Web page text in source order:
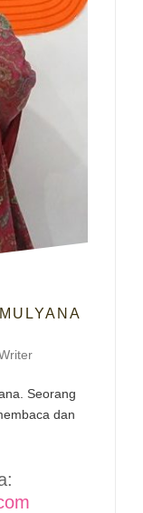
Seorang
dan